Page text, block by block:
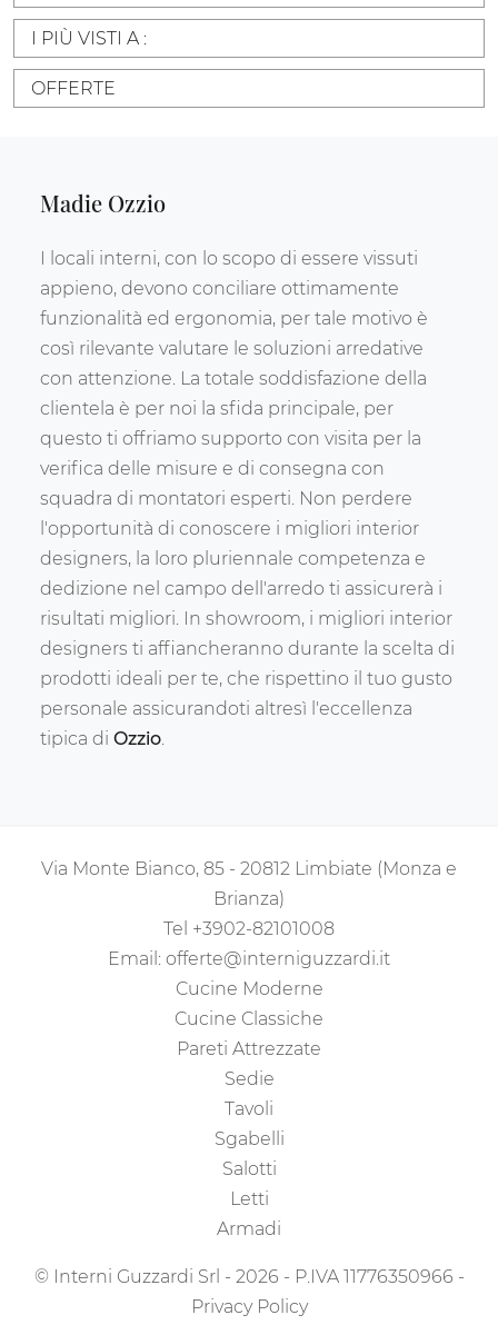
I PIÙ VISTI A :
OFFERTE
Madie Ozzio
I locali interni, con lo scopo di essere vissuti
appieno, devono conciliare ottimamente
funzionalità ed ergonomia, per tale motivo è
così rilevante valutare le soluzioni arredative
con attenzione. La totale soddisfazione della
clientela è per noi la sfida principale, per
questo ti offriamo supporto con visita per la
verifica delle misure e di consegna con
squadra di montatori esperti. Non perdere
l'opportunità di conoscere i migliori interior
designers, la loro pluriennale competenza e
dedizione nel campo dell'arredo ti assicurerà i
risultati migliori. In showroom, i migliori interior
designers ti affiancheranno durante la scelta di
prodotti ideali per te, che rispettino il tuo gusto
personale assicurandoti altresì l'eccellenza
tipica di Ozzio.
Via Monte Bianco, 85 - 20812 Limbiate (Monza e
Brianza)
Tel +3902-82101008
Email: offerte@interniguzzardi.it
Cucine Moderne
Cucine Classiche
Pareti Attrezzate
Sedie
Tavoli
Sgabelli
Salotti
Letti
Armadi
© Interni Guzzardi Srl - 2026 - P.IVA 11776350966 -
Privacy Policy